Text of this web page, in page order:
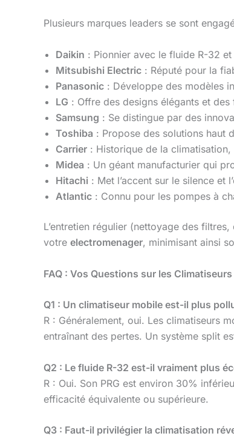
Plusieurs marques leaders se sont
Daikin : Pionnier avec le fluide R-32
Mitsubishi Electric : Réputé pour la
Panasonic : Développe des modèles
LG : Offre des designs élégants et
Samsung : Se distingue par des
Toshiba : Propose des solutions haut
Carrier : Historique de la
Midea : Un géant manufacturier qui
Hitachi : Met l’accent sur le silence et
Atlantic : Connu pour les pompes à
L’entretien régulier (nettoyage des
votre electromenager, minimisant ainsi
FAQ : Vos Questions sur les
Q1 : Un climatiseur mobile est-il plus
R : Généralement, oui. Les climatiseurs
entraînant des pertes. Un système split
Q2 : Le fluide R-32 est-il vraiment plus
R : Oui. Son PRG est environ 30%
efficacité équivalente ou supérieure.
Q3 : Faut-il privilégier la climatisation